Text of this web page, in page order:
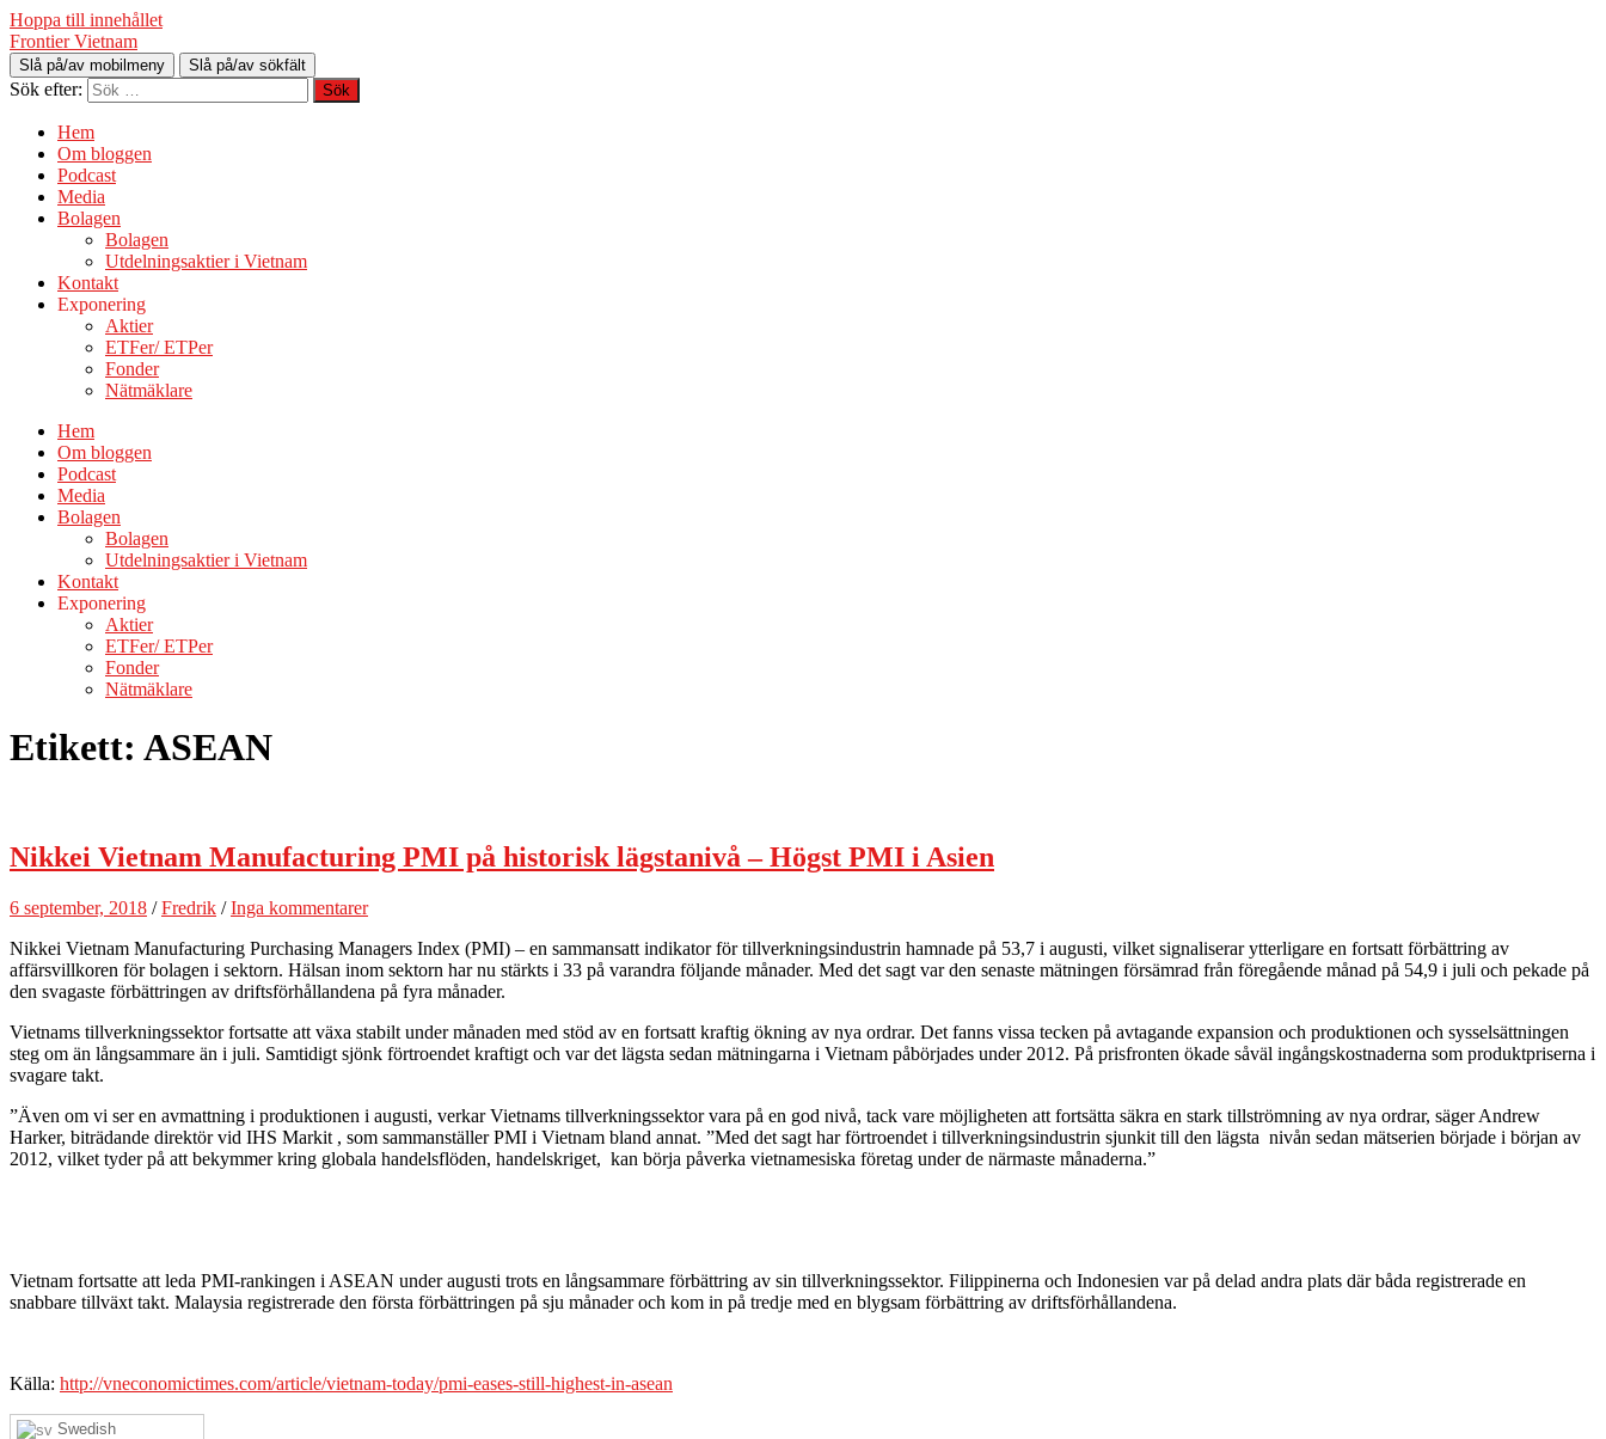
Hoppa till innehållet
Frontier Vietnam
Slå på/av mobilmeny Slå på/av sökfält
Sök efter:
Hem
Om bloggen
Podcast
Media
Bolagen
Bolagen
Utdelningsaktier i Vietnam
Kontakt
Exponering
Aktier
ETFer/ ETPer
Fonder
Nätmäklare
Hem
Om bloggen
Podcast
Media
Bolagen
Bolagen
Utdelningsaktier i Vietnam
Kontakt
Exponering
Aktier
ETFer/ ETPer
Fonder
Nätmäklare
Etikett: ASEAN
Nikkei Vietnam Manufacturing PMI på historisk lägstanivå – Högst PMI i Asien
6 september, 2018 /Fredrik /Inga kommentarer
Nikkei Vietnam Manufacturing Purchasing Managers Index (PMI) – en sammansatt indikator för tillverkningsindustrin hamnade på 53,7 i augusti, vilket signaliserar ytterligare en fortsatt förbättring av
affärsvillkoren för bolagen i sektorn. Hälsan inom sektorn har nu stärkts i 33 på varandra följande månader. Med det sagt var den senaste mätningen försämrad från föregående månad på 54,9 i juli och pekade på
den svagaste förbättringen av driftsförhållandena på fyra månader.
Vietnams tillverkningssektor fortsatte att växa stabilt under månaden med stöd av en fortsatt kraftig ökning av nya ordrar. Det fanns vissa tecken på avtagande expansion och produktionen och sysselsättningen
steg om än långsammare än i juli. Samtidigt sjönk förtroendet kraftigt och var det lägsta sedan mätningarna i Vietnam påbörjades under 2012. På prisfronten ökade såväl ingångskostnaderna som produktpriserna i
svagare takt.
”Även om vi ser en avmattning i produktionen i augusti, verkar Vietnams tillverkningssektor vara på en god nivå, tack vare möjligheten att fortsätta säkra en stark tillströmning av nya ordrar, säger Andrew
Harker, biträdande direktör vid IHS Markit , som sammanställer PMI i Vietnam bland annat. ”Med det sagt har förtroendet i tillverkningsindustrin sjunkit till den lägsta nivån sedan mätserien började i början av
2012, vilket tyder på att bekymmer kring globala handelsflöden, handelskriget, kan börja påverka vietnamesiska företag under de närmaste månaderna.”
Vietnam fortsatte att leda PMI-rankingen i ASEAN under augusti trots en långsammare förbättring av sin tillverkningssektor. Filippinerna och Indonesien var på delad andra plats där båda registrerade en
snabbare tillväxt takt. Malaysia registrerade den första förbättringen på sju månader och kom in på tredje med en blygsam förbättring av driftsförhållandena.
Källa: http://vneconomictimes.com/article/vietnam-today/pmi-eases-still-highest-in-asean
Swedish